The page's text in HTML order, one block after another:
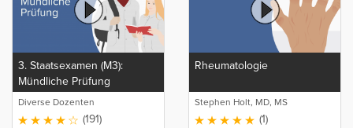
3. Staatsexamen (M3):
Mündliche Prüfung
Diverse Dozenten
(191)
Rheumatologie
Stephen Holt, MD, MS
(1)